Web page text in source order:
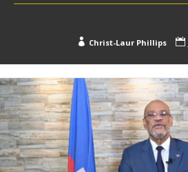
 Christ-Laur Phillips 